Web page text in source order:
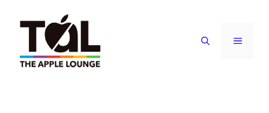
contenuto
MENU